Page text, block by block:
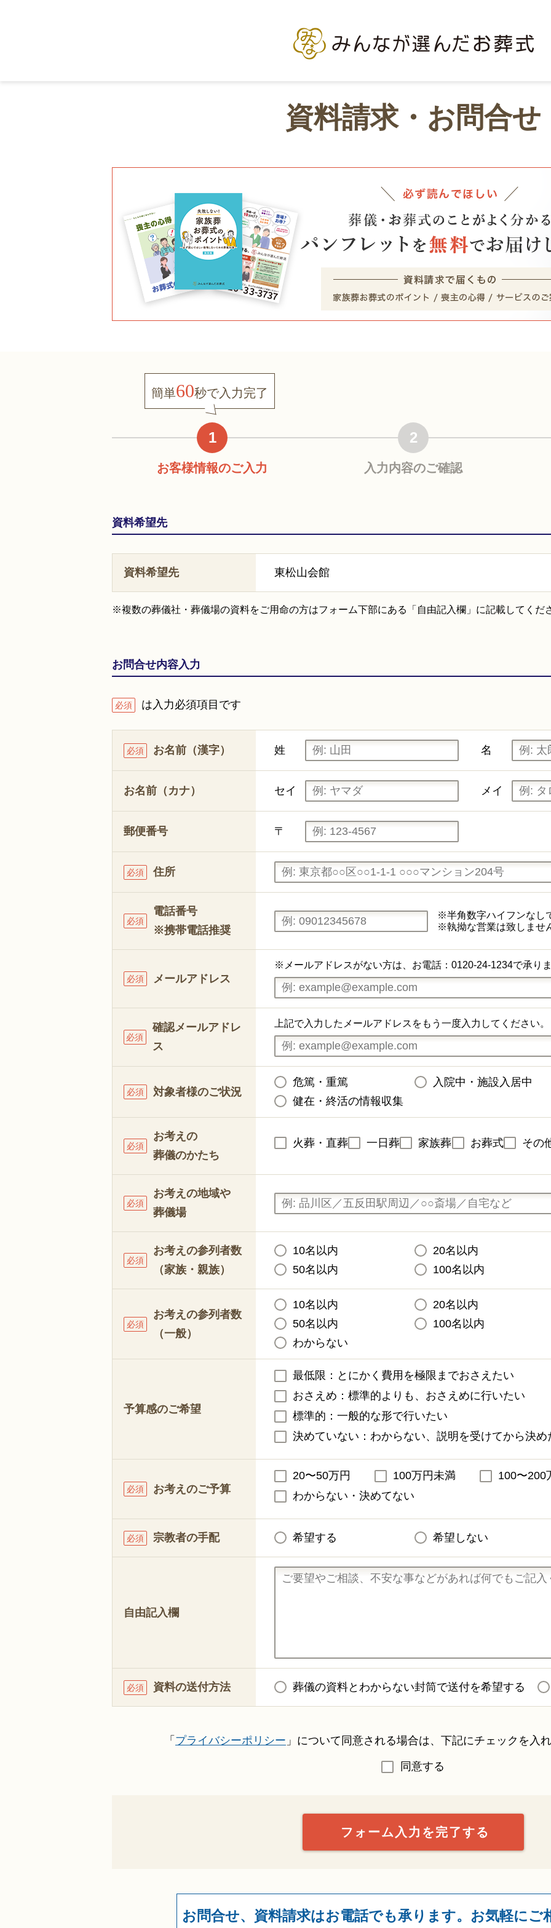
資料請求・お問合せ
簡単60秒で入力完了
1
お客様情報のご入力
2
入力内容のご確認
資料希望先
資料希望先 東松山会館
※複数の葬儀社・葬儀場の資料をご用命の方はフォーム下部にある「自由記入欄」に記載してくだ
お問合せ内容入力
必須 は入力必須項目です
お名前（漢字）
必須 姓 名
お名前（カナ） セイ メイ
郵便番号 〒
住所
必須
電話番号
※携帯電話推奨
必須
※半角数字ハイフンなし
※執拗な営業は致しませ
メールアドレス
必須
※メールアドレスがない方は、お電話：0120-24-1234で承り
確認メールアドレ
ス
必須
上記で入力したメールアドレスをもう一度入力してください。
対象者様のご状況
必須
危篤・重篤
入院中・施設入居中
健在・終活の情報収集
お考えの
葬儀のかたち
必須 火葬・直葬 一日葬 家族葬 お葬式 その
お考えの地域や
葬儀場
必須
お考えの参列者数
（家族・親族）
必須
10名以内
20名以内
50名以内
100名以内
お考えの参列者数
（一般）
必須
10名以内
20名以内
50名以内
100名以内
わからない
予算感のご希望
最低限：とにかく費用を極限までおさえたい
おさえめ：標準的よりも、おさえめに行いたい
標準的：一般的な形で行いたい
決めていない：わからない、説明を受けてから決め
お考えのご予算
必須
20〜50万円 100万円未満
100〜200
わからない・決めてない
宗教者の手配
必須 希望する 希望しない
自由記入欄
資料の送付方法
必須 葬儀の資料とわからない封筒で送付を希望する
「 プライバシーポリシー 」について同意される場合は、下記にチェックを入
同意する
お問合せ、資料請求はお電話でも承ります。 お気軽にご